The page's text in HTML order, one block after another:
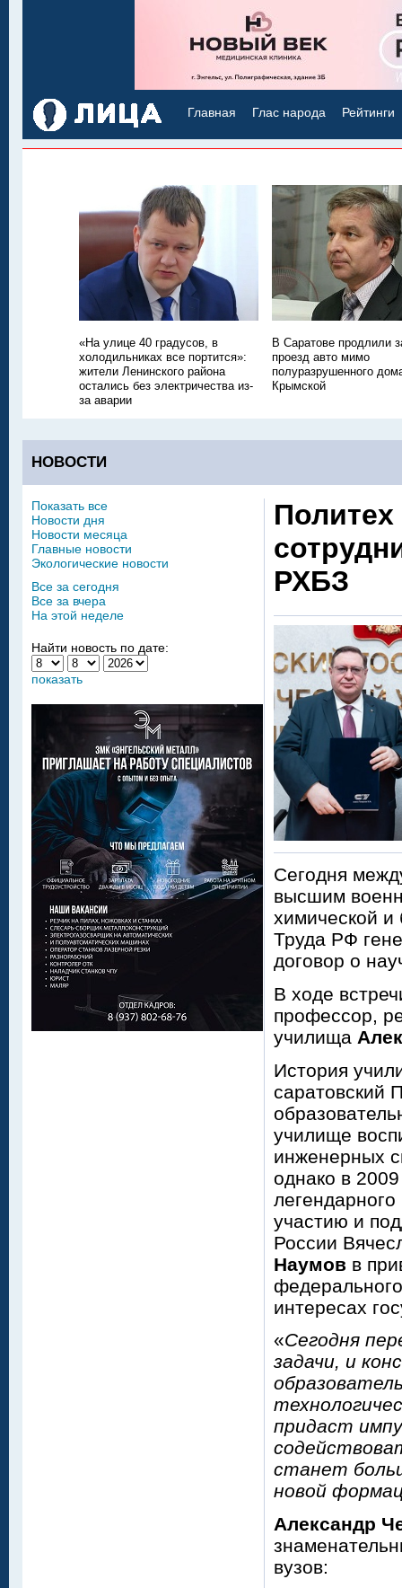
Главная Глас народа Рейтинги
«На улице 40 градусов, в
холодильниках все портится»:
жители Ленинского района
остались без электричества из-
за аварии
В Саратове продлили
проезд авто мимо
полуразрушенного
Крымской
НОВОСТИ
РХБЗ
Сегодня
высшим
химической и
Труда РФ
договор о
В ходе
профессор,
училища
История
саратовский
училище
инженерных
однако в
участию и
России
Наумов в
интересах
«Сегодня
задачи, и
придаст
станет
новой
Александр
вузов:
Показать все
Новости дня
Новости месяца
Главные новости
Экологические новости
Все за сегодня
Все за вчера
На этой неделе
Найти новость по дате:
показать